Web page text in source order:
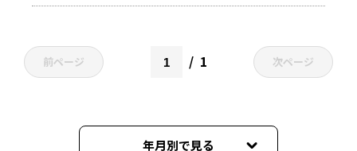
前ページ 1 次ページ
年月別で見る